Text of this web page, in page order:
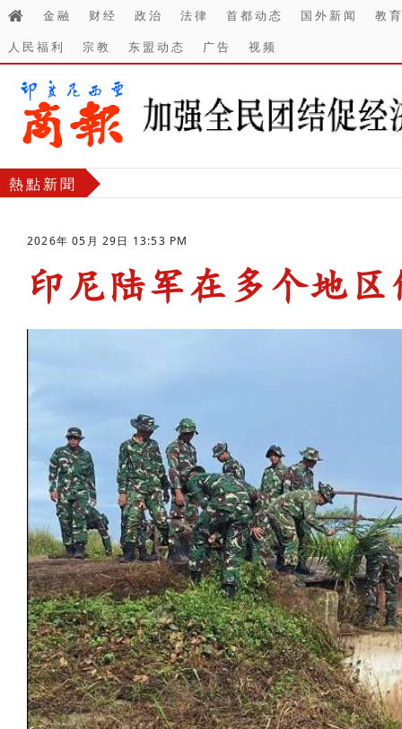
金融 财经 政治 法律 首都动态 国外新闻
教
人民福利
宗教 东盟动态 广告 视频
熱點新聞
2026年 05月 29日 13:53 PM
印尼陆军在多个地